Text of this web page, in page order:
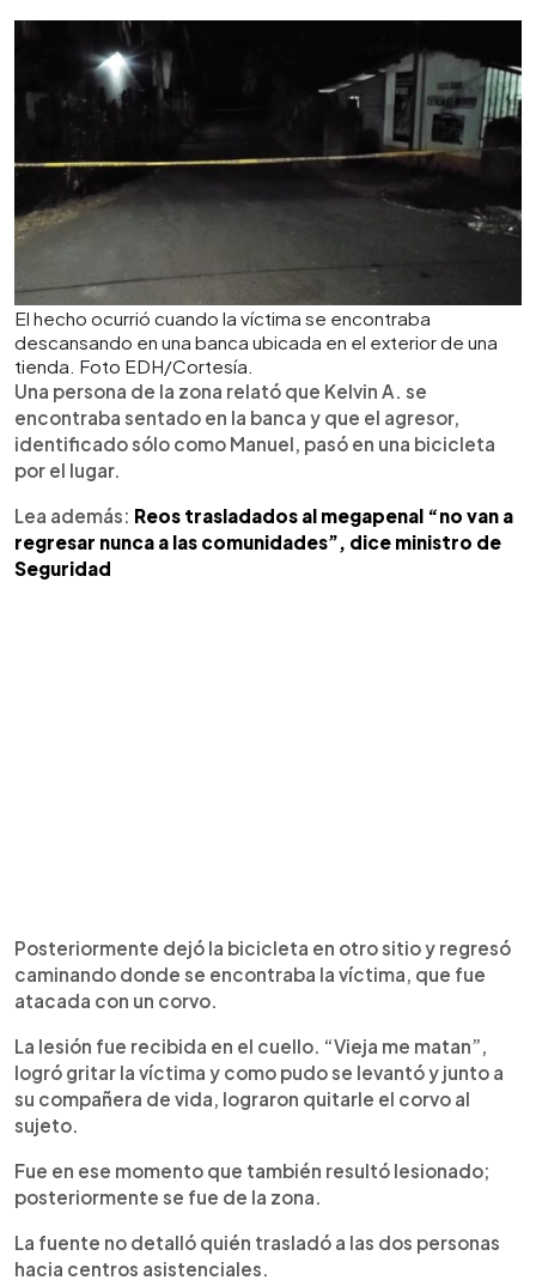
El hecho ocurrió cuando la víctima se encontraba
descansando en una banca ubicada en el exterior de una
tienda. Foto EDH/Cortesía.
Una persona de la zona relató que Kelvin A. se
encontraba sentado en la banca y que el agresor,
identificado sólo como Manuel, pasó en una bicicleta
por el lugar.
Lea además: Reos trasladados al megapenal “no van a
regresar nunca a las comunidades”, dice ministro de
Seguridad
Posteriormente dejó la bicicleta en otro sitio y regresó
caminando donde se encontraba la víctima, que fue
atacada con un corvo.
La lesión fue recibida en el cuello. “Vieja me matan”,
logró gritar la víctima y como pudo se levantó y junto a
su compañera de vida, lograron quitarle el corvo al
sujeto.
Fue en ese momento que también resultó lesionado;
posteriormente se fue de la zona.
La fuente no detalló quién trasladó a las dos personas
hacia centros asistenciales.